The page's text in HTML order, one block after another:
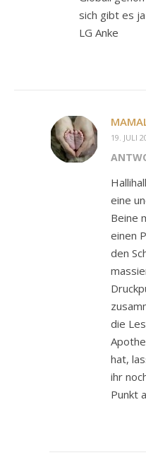
sich gibt es
LG Anke
19. JULI
eine
Beine
einen
den
die
hat,
ihr
Punkt